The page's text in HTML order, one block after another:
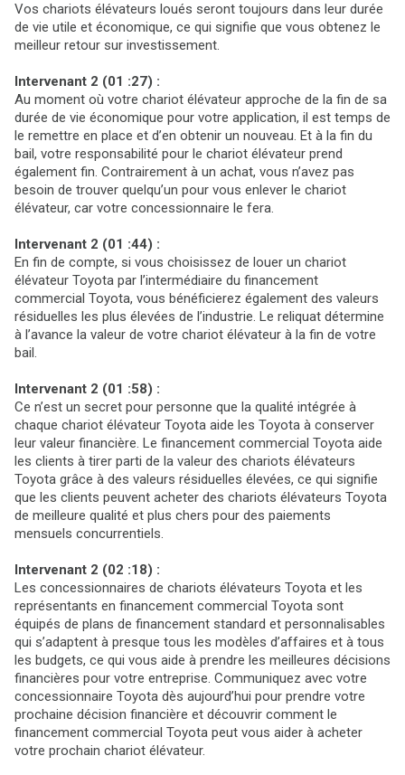
Vos chariots élévateurs loués seront toujours dans leur durée
de vie utile et économique, ce qui signifie que vous obtenez le
meilleur retour sur investissement.
Intervenant 2 (01 :27) :
Au moment où votre chariot élévateur approche de la fin de sa
durée de vie économique pour votre application, il est temps de
le remettre en place et d’en obtenir un nouveau. Et à la fin du
bail, votre responsabilité pour le chariot élévateur prend
également fin. Contrairement à un achat, vous n’avez pas
besoin de trouver quelqu’un pour vous enlever le chariot
élévateur, car votre concessionnaire le fera.
Intervenant 2 (01 :44) :
En fin de compte, si vous choisissez de louer un chariot
élévateur Toyota par l’intermédiaire du financement
commercial Toyota, vous bénéficierez également des valeurs
résiduelles les plus élevées de l’industrie. Le reliquat détermine
à l’avance la valeur de votre chariot élévateur à la fin de votre
bail.
Intervenant 2 (01 :58) :
Ce n’est un secret pour personne que la qualité intégrée à
chaque chariot élévateur Toyota aide les Toyota à conserver
leur valeur financière. Le financement commercial Toyota aide
les clients à tirer parti de la valeur des chariots élévateurs
Toyota grâce à des valeurs résiduelles élevées, ce qui signifie
que les clients peuvent acheter des chariots élévateurs Toyota
de meilleure qualité et plus chers pour des paiements
mensuels concurrentiels.
Intervenant 2 (02 :18) :
Les concessionnaires de chariots élévateurs Toyota et les
représentants en financement commercial Toyota sont
équipés de plans de financement standard et personnalisables
qui s’adaptent à presque tous les modèles d’affaires et à tous
les budgets, ce qui vous aide à prendre les meilleures décisions
financières pour votre entreprise. Communiquez avec votre
concessionnaire Toyota dès aujourd’hui pour prendre votre
prochaine décision financière et découvrir comment le
financement commercial Toyota peut vous aider à acheter
votre prochain chariot élévateur.